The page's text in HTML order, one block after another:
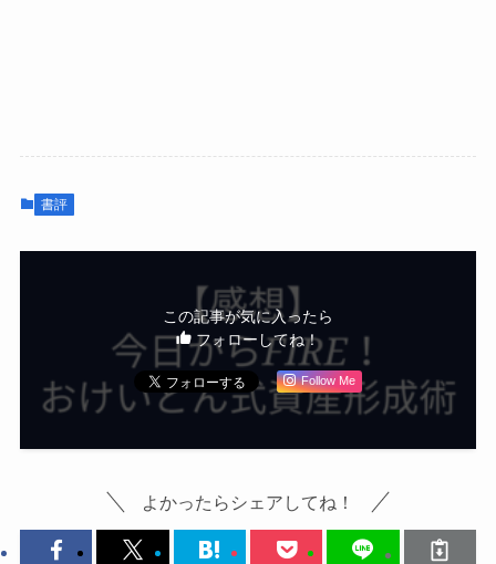
書評
この記事が気に入ったら
フォローしてね！
Follow Me
よかったらシェアしてね！